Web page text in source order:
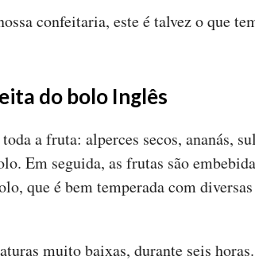
confeitaria, este é talvez o que
do bolo Inglês
a fruta: alperces secos, ananás,
Em seguida, as frutas são
que é bem temperada com
muito baixas, durante seis